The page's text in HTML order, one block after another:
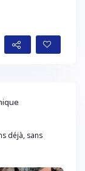
déjà, sans